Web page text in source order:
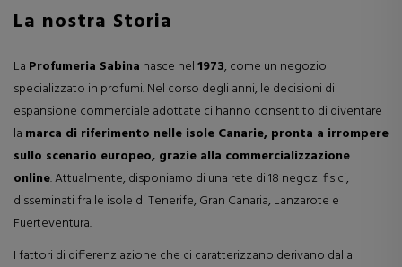
La nostra Storia
La Profumeria Sabina nasce nel1973, come un negozio
specializzato in profumi. Nel corso degli anni, le decisioni di
espansione commerciale adottate ci hanno consentito di diventare
la marca di riferimento nelle isole Canarie, pronta a irrompere
sullo scenario europeo, grazie alla commercializzazione
online. Attualmente, disponiamo di una rete di 18 negozi fisici,
disseminati fra le isole di Tenerife, Gran Canaria, Lanzarote e
Fuerteventura.
I fattori di differenziazione che ci caratterizzano derivano dalla